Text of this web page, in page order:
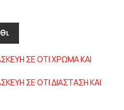
ΣΕ ΟΤΙ ΧΡΩΜΑ ΚΑΙ
ΣΕ ΟΤΙ ΔΙΑΣΤΑΣΗ ΚΑΙ